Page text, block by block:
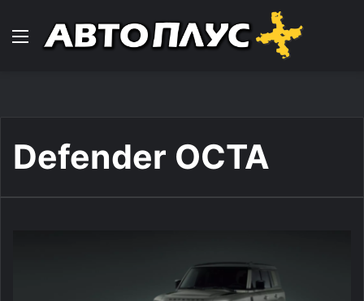
Навигација
Defender OCTA